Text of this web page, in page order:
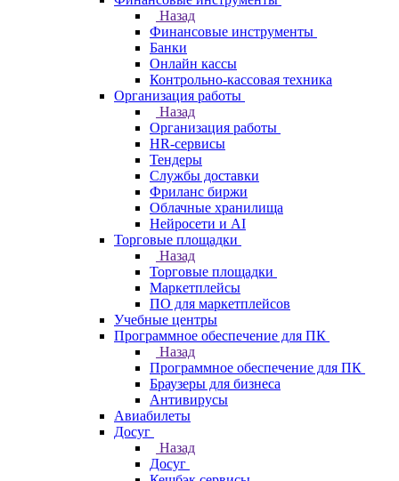
Назад
Финансовые инструменты
Банки
Онлайн кассы
Контрольно-кассовая техника
Организация работы
Назад
Организация работы
HR-сервисы
Тендеры
Службы доставки
Фриланс биржи
Облачные хранилища
Нейросети и AI
Торговые площадки
Назад
Торговые площадки
Маркетплейсы
ПО для маркетплейсов
Учебные центры
Программное обеспечение для ПК
Назад
Программное обеспечение для ПК
Браузеры для бизнеса
Антивирусы
Авиабилеты
Досуг
Назад
Досуг